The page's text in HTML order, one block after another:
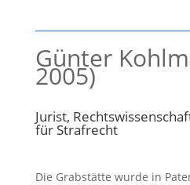
Günter
2005)
Jurist,
für Strafrecht
Die Grabstätte wurde in